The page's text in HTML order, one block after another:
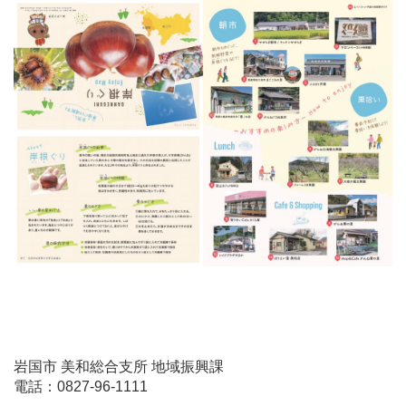
岩国市 美和総合支所 地域振興課
電話：0827-96-1111